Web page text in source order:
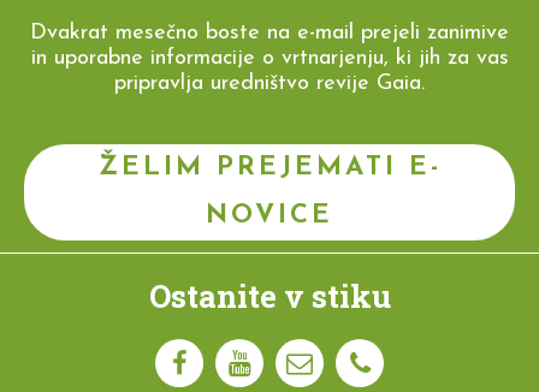
Dvakrat mesečno boste na e-mail prejeli zanimive
in uporabne informacije o vrtnarjenju, ki jih za vas
pripravlja uredništvo revije Gaia.
ŽELIM PREJEMATI E-
NOVICE
Ostanite v stiku